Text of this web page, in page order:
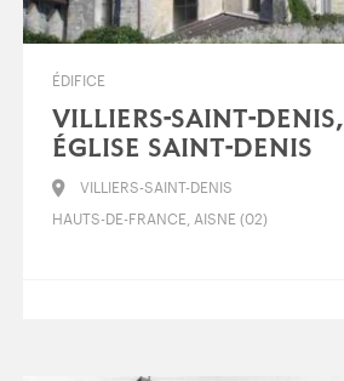
ÉDIFICE
VILLIERS-SAINT-DENIS,
ÉGLISE SAINT-DENIS
VILLIERS-SAINT-DENIS
HAUTS-DE-FRANCE, AISNE (02)